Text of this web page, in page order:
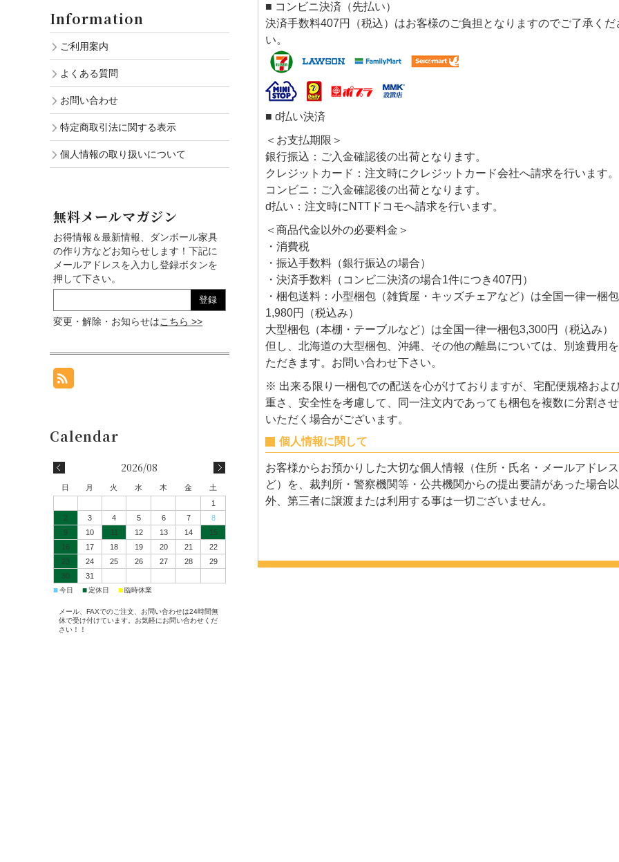
■ コンビニ決済（先払い）
決済手数料407円（税込）はお客様のご負担となりますのでご了承くだ
い。
■ d払い決済
＜お支払期限＞
銀行振込：ご入金確認後の出荷となります。
クレジットカード：注文時にクレジットカード会社へ請求を行います。
コンビニ：ご入金確認後の出荷となります。
d払い：注文時にNTTドコモへ請求を行います。
＜商品代金以外の必要料金＞
・消費税
・振込手数料（銀行振込の場合）
・決済手数料（コンビ二決済の場合1件につき407円）
・梱包送料：小型梱包（雑貨屋・キッズチェアなど）は全国一律一梱包
1,980円（税込み）
大型梱包（本棚・テーブルなど）は全国一律一梱包3,300円（税込み）
但し、北海道の大型梱包、沖縄、その他の離島については、別途費用
ただきます。お問い合わせ下さい。
※ 出来る限り一梱包での配送を心がけておりますが、宅配便規格およ
重さ、安全性を考慮して、同一注文内であっても梱包を複数に分割さ
いただく場合がございます。
個人情報に関して
お客様からお預かりした大切な個人情報（住所・氏名・メールアドレ
ど）を、裁判所・警察機関等・公共機関からの提出要請があった場合以
外、第三者に譲渡または利用する事は一切ございません。
Information
ご利用案内
よくある質問
お問い合わせ
特定商取引法に関する表示
個人情報の取り扱いについて
無料メールマガジン
お得情報＆最新情報、ダンボール家具
の作り方などお知らせします！下記に
メールアドレスを入力し登録ボタンを
押して下さい。
変更・解除・お知らせはこちら >>
2026/08
日 月 火 水 木 金
土
1
2
3 4 5 6 7
8
9
10 11 12 13 14
15
16
17 18 19 20 21
22
23
24 25 26 27 28
29
30
31
■今日 ■定休日 ■臨時休業
メール、FAXでのご注文、お問い合わせは24時間無
休で受け付けています。お気軽にお問い合わせくだ
さい！！